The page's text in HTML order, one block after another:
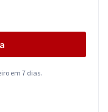
em 7 dias.